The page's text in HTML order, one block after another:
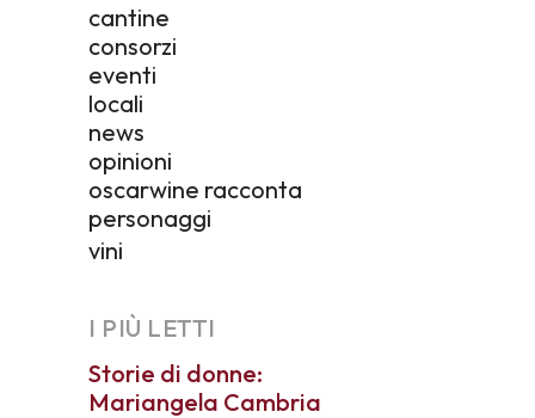
cantine
consorzi
eventi
locali
news
opinioni
oscarwine racconta
personaggi
vini
I PIÙ LETTI
Storie di donne:
Mariangela Cambria